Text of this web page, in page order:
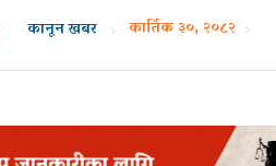
कानून खबर कार्तिक ३०, २०८२